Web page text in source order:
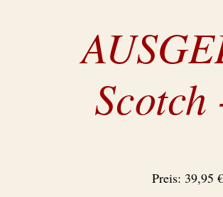
Preis: 39,95